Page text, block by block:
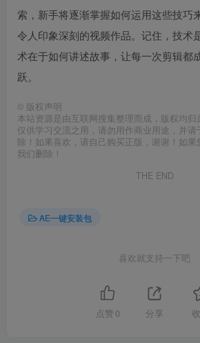
索，新手将逐渐掌握如何运用这些技巧
令人印象深刻的视频作品。记住，技术
术在于如何讲述故事，让每一次剪辑都
跃。
© 版权声明
本站资源是由互联网搜集整理而成，版权均
仅供学习交流之用，请勿用作商业用途，并请
除！如果喜欢，请自己购买正版，谢谢！如
我们删除！
THE END
AE一键安装包
喜欢就支持一下吧
点赞 0 分享